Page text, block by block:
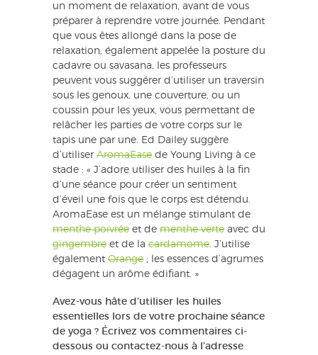
un moment de relaxation, avant de vous
préparer à reprendre votre journée. Pendant
que vous êtes allongé dans la pose de
relaxation, également appelée la posture du
cadavre ou savasana, les professeurs
peuvent vous suggérer d’utiliser un traversin
sous les genoux, une couverture, ou un
coussin pour les yeux, vous permettant de
relâcher les parties de votre corps sur le
tapis une par une. Ed Dailey suggère
d’utiliser AromaEase de Young Living à ce
stade : « J’adore utiliser des huiles à la fin
d’une séance pour créer un sentiment
d’éveil une fois que le corps est détendu.
AromaEase est un mélange stimulant de
menthe poivrée et de menthe verte avec du
gingembre et de la cardamome. J’utilise
également Orange ; les essences d’agrumes
dégagent un arôme édifiant. »
Avez-vous hâte d’utiliser les huiles
essentielles lors de votre prochaine séance
de yoga ? Écrivez vos commentaires ci-
dessous ou contactez-nous à l’adresse